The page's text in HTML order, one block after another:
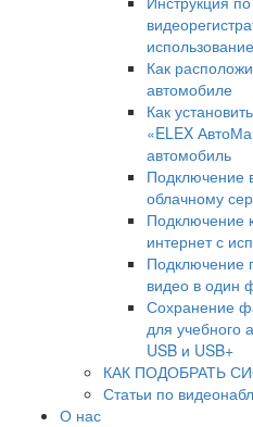
Как
автомобиле
Как
«ELEX
автомобиль
Подключение
облачному
Подключение
интернет с
Подключение
видео в один
Сохранение
для учебного
USB и USB+
КАК ПОДОБРАТЬ
Статьи по
О нас